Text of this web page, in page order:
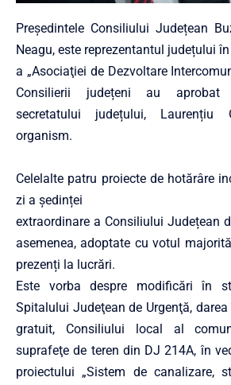
Președintele Consiliului Județean
Neagu, este reprezentantul județului
a „Asociaţiei de Dezvoltare
Consilierii județeni au aprobat
secretatului județului,
organism.
Celelalte patru proiecte de hotărâre
zi a ședinței
extraordinare a Consiliului Județean
asemenea, adoptate cu votul
prezenți la lucrări.
Este vorba despre modificări în
Spitalului Judeţean de Urgenţă,
gratuit, Consiliului local al
suprafeţe de teren din DJ 214A, în
proiectului „Sistem de canalizare,